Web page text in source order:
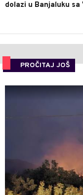
dolazi u Banjaluku
PROČITAJ JOŠ